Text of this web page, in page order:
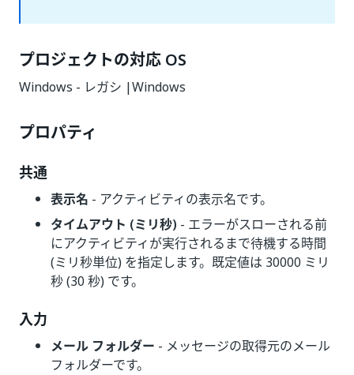
プロジェクトの対応 OS
Windows - レガシ |Windows
プロパティ
共通
表示名 - アクティビティの表示名です。
タイムアウト (ミリ秒) - エラーがスローされる前
にアクティビティが実行されるまで待機する時間
(ミリ秒単位) を指定します。既定値は 30000 ミリ
秒 (30 秒) です。
入力
メール フォルダー - メッセージの取得元のメール
フォルダーです。